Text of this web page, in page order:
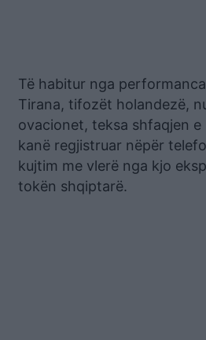
Të habitur nga
Tirana, tifozët holandezë,
ovacionet, teksa shfaqjen e
kanë regjistruar nëpër
kujtim me vlerë nga kjo
tokën shqiptarë.